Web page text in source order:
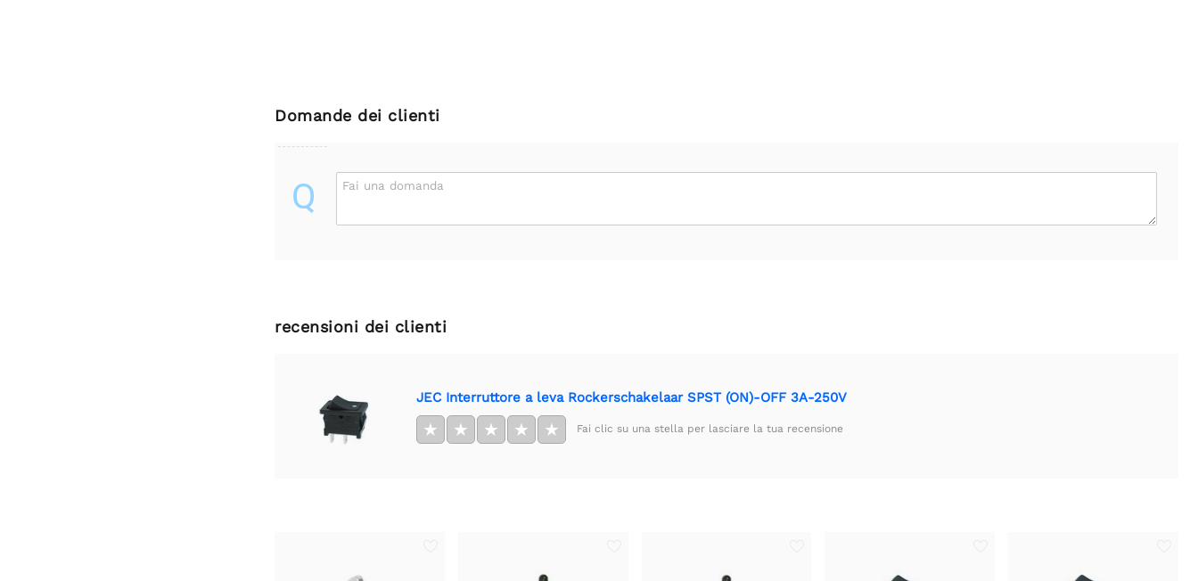
Domande dei clienti
Q Fai una domanda
recensioni dei clienti
JEC Interruttore a leva Rockerschakelaar SPST (ON)-OFF 3A-250V
★ ★ ★ ★ ★ Fai clic su una stella per lasciare la tua recensione